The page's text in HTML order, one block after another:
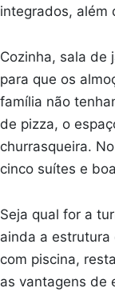
integrados, além
Cozinha, sala de
para que os
família não
de pizza, o
churrasqueira.
cinco suítes e
Seja qual for a
ainda a estrutura
com piscina,
as vantagens de